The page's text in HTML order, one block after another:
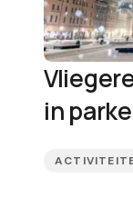
in